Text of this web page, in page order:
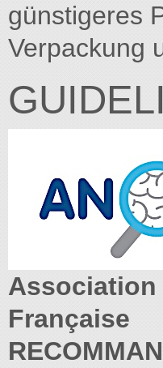
günstigeres
Verpackung
Association
Française